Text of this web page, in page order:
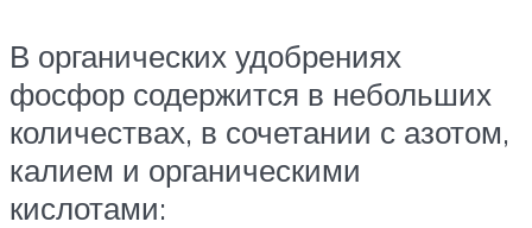
В органических удобрениях
фосфор содержится в небольших
количествах, в сочетании с азотом,
калием и органическими
кислотами: